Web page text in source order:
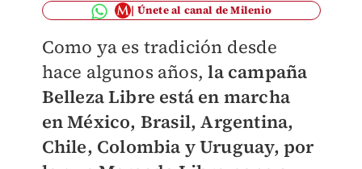
Únete al canal de Milenio
Como ya es tradición desde
hace algunos años,la campaña
Belleza Libre está en marcha
enMéxico, Brasil, Argentina,
Chile, Colombia y Uruguay, por